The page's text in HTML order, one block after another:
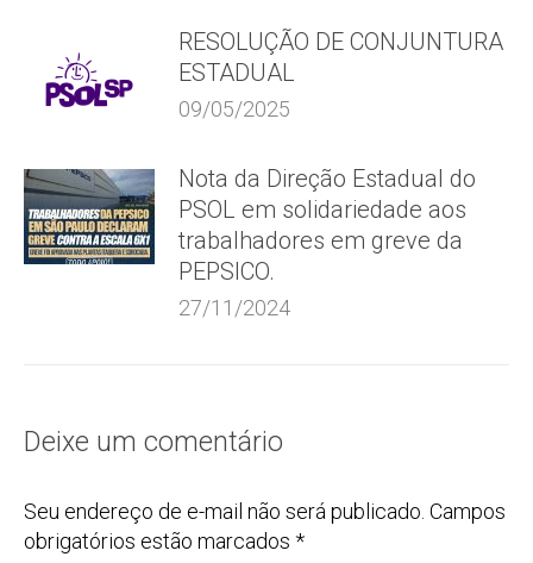
RESOLUÇÃO DE CONJUNTURA
ESTADUAL
09/05/2025
Nota da Direção Estadual do
PSOL em solidariedade aos
trabalhadores em greve da
PEPSICO.
27/11/2024
Deixe um comentário
Seu endereço de e-mail não será publicado. Campos
obrigatórios estão marcados *